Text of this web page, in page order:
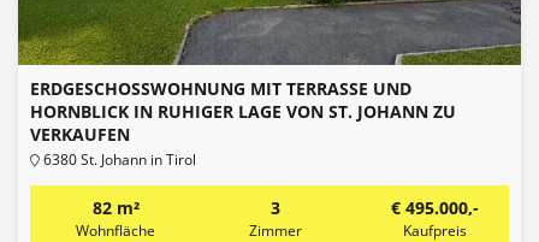
ERDGESCHOSSWOHNUNG MIT TERRASSE UND H
ORNBLICK IN RUHIGER LAGE VON ST. JOHANN ZU V
ERKAUFEN
6380 St. Johann in Tirol
82 m²
Wohnfläche
3
Zimmer
€ 495.000,-
Kaufpreis